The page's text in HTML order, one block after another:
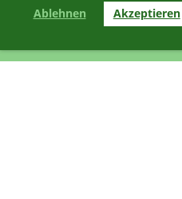
Ablehnen Akzeptieren